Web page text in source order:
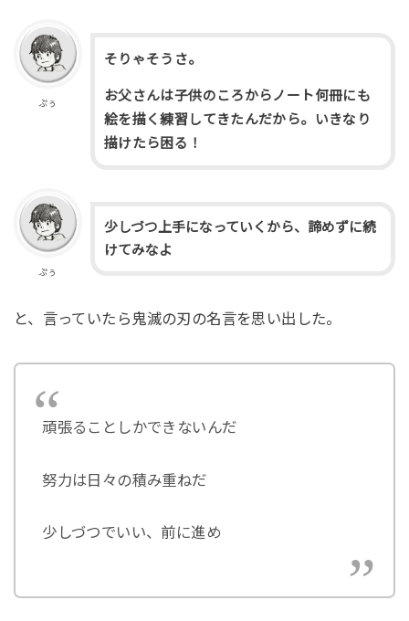
ぷぅ
そりゃそうさ。
お父さんは子供のころからノート何冊にも
絵を描く練習してきたんだから。いきなり
描けたら困る！
ぷぅ
少しづつ上手になっていくから、諦めずに続
けてみなよ
と、言っていたら鬼滅の刃の名言を思い出した。
頑張ることしかできないんだ
努力は日々の積み重ねだ
少しづつでいい、前に進め